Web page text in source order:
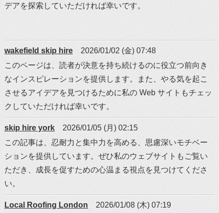
デアを探索していただければ幸いです。
wakefield skip hire
2026/01/02 (金) 07:48
このページは、読者が決意を持ち続けるのに役立つ前向き
なインスピレーションを提供します。また、やる気を起こ
させるアイデアを見つけるために私の Web サイトもチェッ
クしていただければ幸いです。
skip hire york
2026/01/05 (月) 02:15
この記事は、忍耐力と集中力を高める、思慮深いモチベー
ションを提供しています。ぜひ私のウェブサイトもご覧い
ただき、成長を促すための心温まる視点を見つけてくださ
い。
Local Roofing London
2026/01/08 (木) 07:19